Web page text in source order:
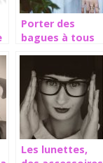
Porter des
bagues à tous
Les lunettes,